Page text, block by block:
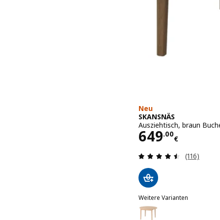
Neu
SKANSNÄS
Ausziehtisch, braun
649.00
€
Preis 649.00€
(116)
Weitere Varianten
SKANSNÄS
Option: SKANSNÄS,